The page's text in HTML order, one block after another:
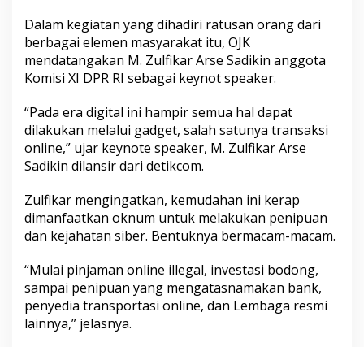
n
g
i
Dalam kegiatan yang dihadiri ratusan orang dari
berbagai elemen masyarakat itu, OJK
mendatangakan M. Zulfikar Arse Sadikin anggota
Komisi XI DPR RI sebagai keynot speaker.
“Pada era digital ini hampir semua hal dapat
dilakukan melalui gadget, salah satunya transaksi
online,” ujar keynote speaker, M. Zulfikar Arse
Sadikin dilansir dari detikcom.
Zulfikar mengingatkan, kemudahan ini kerap
dimanfaatkan oknum untuk melakukan penipuan
dan kejahatan siber. Bentuknya bermacam-macam.
“Mulai pinjaman online illegal, investasi bodong,
sampai penipuan yang mengatasnamakan bank,
penyedia transportasi online, dan Lembaga resmi
lainnya,” jelasnya.